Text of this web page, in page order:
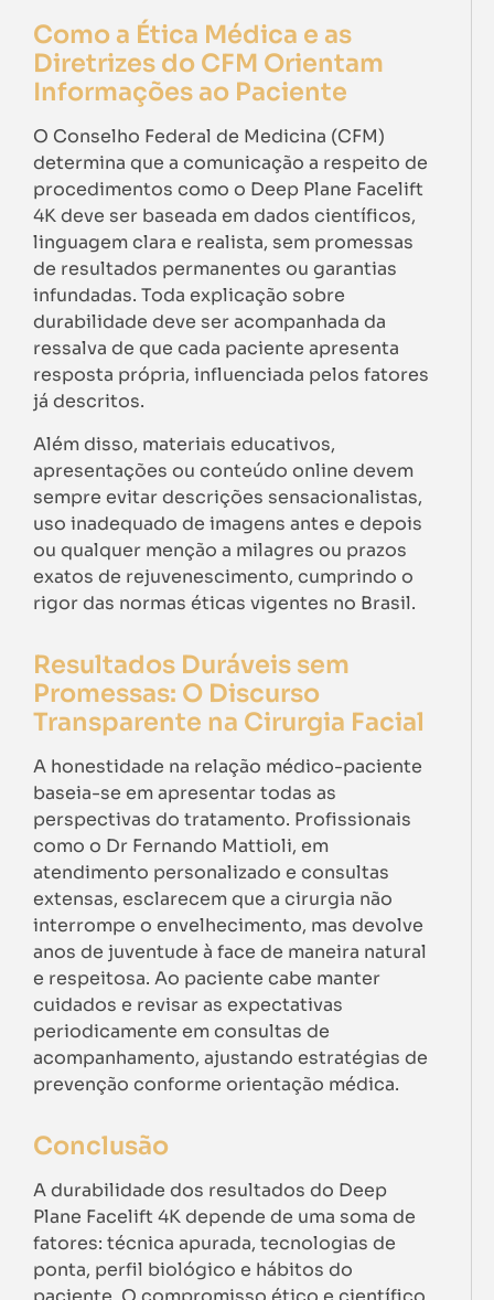
Como a Ética Médica e as
Diretrizes do CFM Orientam
Informações ao Paciente
O Conselho Federal de Medicina (CFM)
determina que a comunicação a respeito de
procedimentos como o Deep Plane Facelift
4K deve ser baseada em dados científicos,
linguagem clara e realista, sem promessas
de resultados permanentes ou garantias
infundadas. Toda explicação sobre
durabilidade deve ser acompanhada da
ressalva de que cada paciente apresenta
resposta própria, influenciada pelos fatores
já descritos.
Além disso, materiais educativos,
apresentações ou conteúdo online devem
sempre evitar descrições sensacionalistas,
uso inadequado de imagens antes e depois
ou qualquer menção a milagres ou prazos
exatos de rejuvenescimento, cumprindo o
rigor das normas éticas vigentes no Brasil.
Resultados Duráveis sem
Promessas: O Discurso
Transparente na Cirurgia Facial
A honestidade na relação médico-paciente
baseia-se em apresentar todas as
perspectivas do tratamento. Profissionais
como o Dr Fernando Mattioli, em
atendimento personalizado e consultas
extensas, esclarecem que a cirurgia não
interrompe o envelhecimento, mas devolve
anos de juventude à face de maneira natural
e respeitosa. Ao paciente cabe manter
cuidados e revisar as expectativas
periodicamente em consultas de
acompanhamento, ajustando estratégias de
prevenção conforme orientação médica.
Conclusão
A durabilidade dos resultados do Deep
Plane Facelift 4K depende de uma soma de
fatores: técnica apurada, tecnologias de
ponta, perfil biológico e hábitos do